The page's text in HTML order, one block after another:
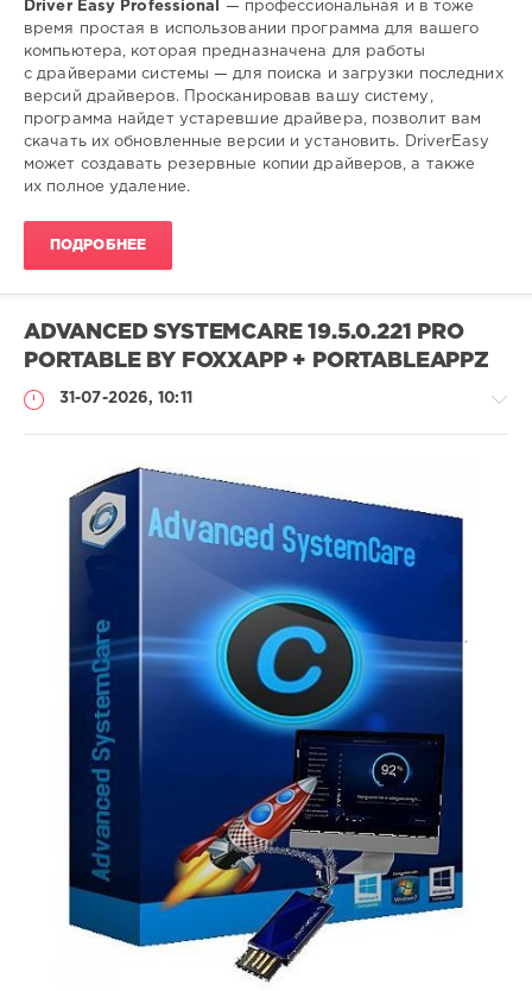
SamDel
0
загрузить,
обновить,
Driver Easy Professional
— профессиональная и в тоже
время простая в использовании программа для вашего
компьютера, которая предназначена для работы
с драйверами системы — для поиска и загрузки последних
версий драйверов. Просканировав вашу систему,
программа найдет устаревшие драйвера, позволит вам
скачать их обновленные версии и установить. DriverEasy
может создавать резервные копии драйверов, а также
их полное удаление.
ПОДРОБНЕЕ
ADVANCED SYSTEMCARE 19.5.0.221 PRO
PORTABLE BY FOXXAPP + PORTABLEAPPZ
31-07-2026, 10:11
Софт
(portable)
Portable
Advanced
SystemCare
обслуживание
компьютера
оптимизация
компьютера
защита
компьютера
ускорение
системы